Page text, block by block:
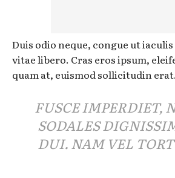
Duis odio neque, congue ut
vitae libero. Cras eros ipsum,
quam at, euismod sollicitudin erat.
FUSCE IMPERDIET,
SODALES
DUI. NAM VEL